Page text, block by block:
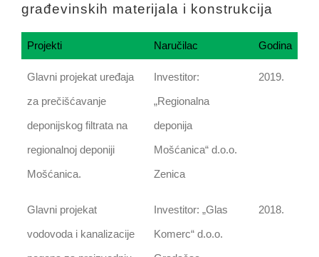
građevinskih materijala i konstrukcija
Projekti Naručilac Godina
Glavni projekat uređaja
za prečišćavanje
deponijskog filtrata na
regionalnoj deponiji
Mošćanica.
Investitor:
„Regionalna
deponija
Mošćanica“ d.o.o.
Zenica
2019.
Glavni projekat
vodovoda i kanalizacije
Investitor: „Glas
Komerc“ d.o.o.
2018.